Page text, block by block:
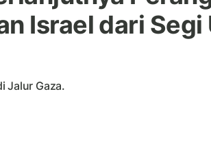
Israel dari Segi
Jalur Gaza.